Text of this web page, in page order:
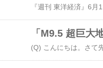
「M9.5 超巨大